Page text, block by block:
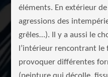
éléments. En extérieur
agressions des
grêles…). Il y a aussi le
l’intérieur rencontrant
provoquer différentes